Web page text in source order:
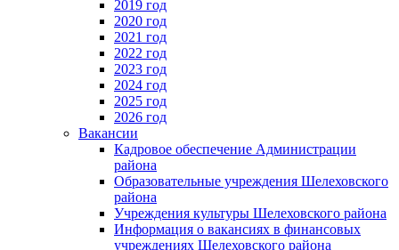
2019 год
2020 год
2021 год
2022 год
2023 год
2024 год
2025 год
2026 год
Вакансии
Кадровое обеспечение Администрации
района
Образовательные учреждения Шелеховского
района
Учреждения культуры Шелеховского района
Информация о вакансиях в финансовых
учреждениях Шелеховского района